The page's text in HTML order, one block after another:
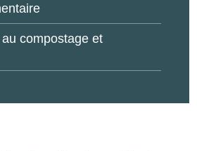
compostage et